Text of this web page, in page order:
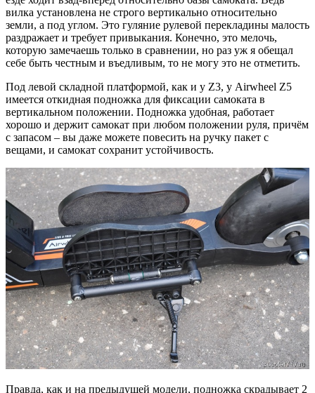
вилка установлена не строго вертикально относительно
земли, а под углом. Это гуляние рулевой перекладины малость
раздражает и требует привыкания. Конечно, это мелочь,
которую замечаешь только в сравнении, но раз уж я обещал
себе быть честным и въедливым, то не могу это не отметить.
Под левой складной платформой, как и у Z3, у Airwheel Z5
имеется откидная подножка для фиксации самоката в
вертикальном положении. Подножка удобная, работает
хорошо и держит самокат при любом положении руля, причём
с запасом – вы даже можете повесить на ручку пакет с
вещами, и самокат сохранит устойчивость.
Правда, как и на предыдущей модели, подножка скрадывает 2